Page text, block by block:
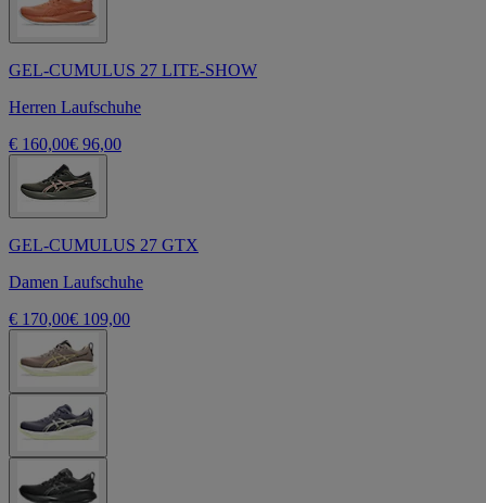
GEL-CUMULUS 27 LITE-SHOW
Herren Laufschuhe
€ 160,00€ 96,00
GEL-CUMULUS 27 GTX
Damen Laufschuhe
€ 170,00€ 109,00